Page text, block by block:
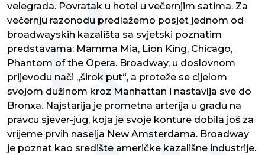
velegrada. Povratak u hotel u večernjim satima. Za
večernju razonodu predlažemo posjet jednom od
broadwayskih kazališta sa svjetski poznatim
predstavama: Mamma Mia, Lion King, Chicago,
Phantom of the Opera. Broadway, u doslovnom
prijevodu nači „širok put“, a proteže se cijelom
svojom dužinom kroz Manhattan i nastavlja sve do
Bronxa. Najstarija je prometna arterija u gradu na
pravcu sjever-jug, koja je svoje konture dobila još za
vrijeme prvih naselja New Amsterdama. Broadway
je poznat kao središte američke kazališne industrije.